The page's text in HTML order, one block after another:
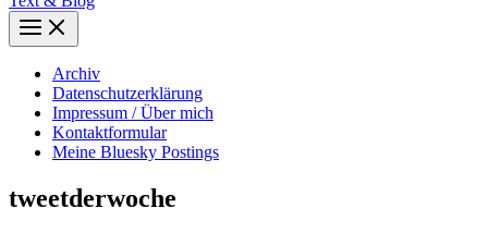
Main
Menu
Archiv
Datenschutzerklärung
Impressum / Über mich
Kontaktformular
Meine Bluesky Postings
tweetderwoche